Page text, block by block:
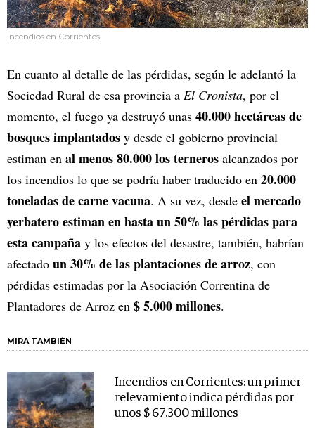
Incendios en Corrientes
En cuanto al detalle de las pérdidas, según le adelantó la
Sociedad Rural de esa provincia a El Cronista, por el
momento, el fuego ya destruyó unas 40.000 hectáreas de
bosques implantados y desde el gobierno provincial
estiman en al menos 80.000 los terneros alcanzados por
los incendios lo que se podría haber traducido en 20.000
toneladas de carne vacuna. A su vez, desde el mercado
yerbatero estiman en hasta un 50% las pérdidas para
esta campaña y los efectos del desastre, también, habrían
afectado un 30% de las plantaciones de arroz, con
pérdidas estimadas por la Asociación Correntina de
Plantadores de Arroz en $ 5.000 millones.
MIRA TAMBIÉN
Incendios en Corrientes: un primer
relevamiento indica pérdidas por
unos $ 67.300 millones